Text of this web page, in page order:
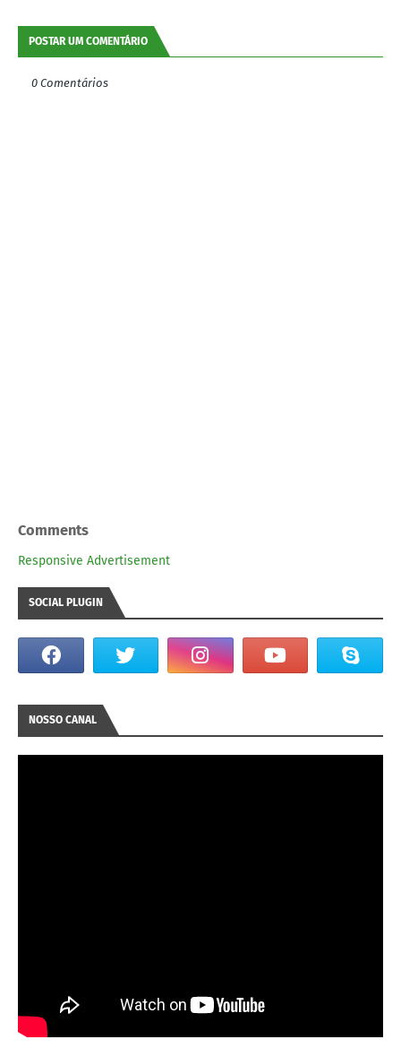
POSTAR UM COMENTÁRIO
0 Comentários
Comments
Responsive Advertisement
SOCIAL PLUGIN
NOSSO CANAL